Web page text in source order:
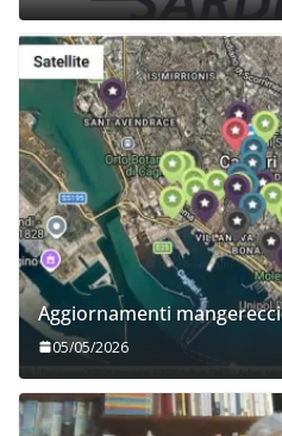
Aggiornamenti mangerecci
05/05/2026